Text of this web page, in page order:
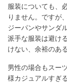
服装についても、
りません。ですが
ジーパンやサンダ
派手な服装は避け
けない、余裕のあ
男性の場合もスー
様カジュアルすぎ